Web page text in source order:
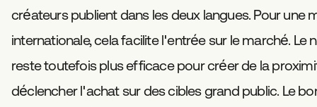
créateurs publient dans les deux langues. Pour une
internationale, cela facilite l'entrée sur le marché. Le
reste toutefois plus efficace pour créer de la
déclencher l'achat sur des cibles grand public. Le